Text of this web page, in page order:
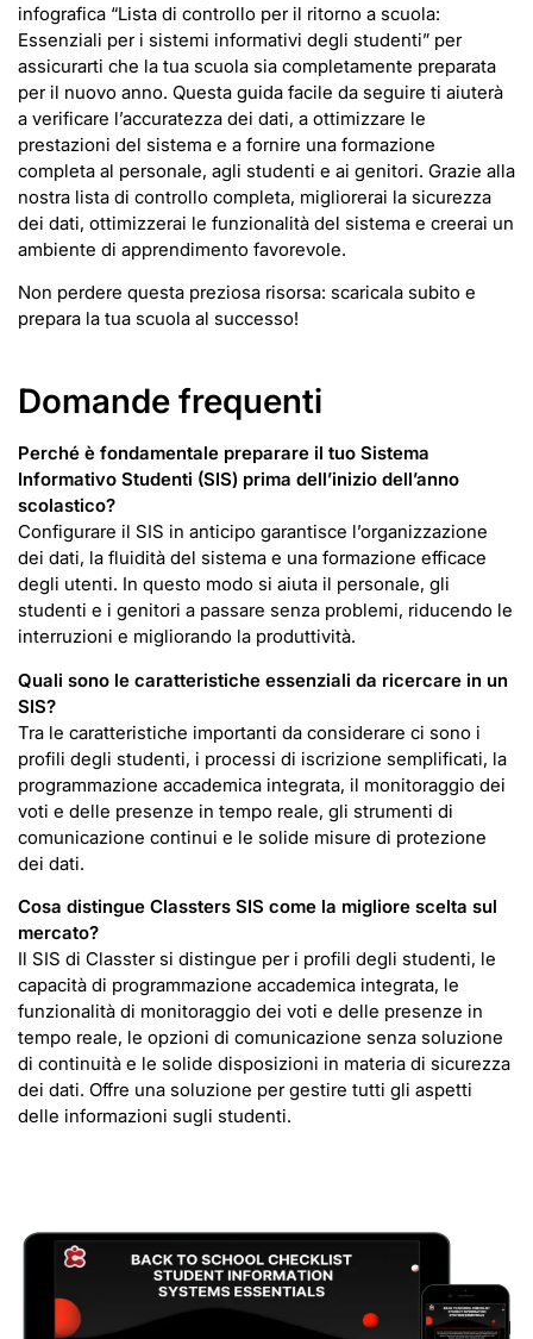
infografica “Lista di controllo per il ritorno a scuola:
Essenziali per i sistemi informativi degli studenti” per
assicurarti che la tua scuola sia completamente preparata
per il nuovo anno. Questa guida facile da seguire ti aiuterà
a verificare l’accuratezza dei dati, a ottimizzare le
prestazioni del sistema e a fornire una formazione
completa al personale, agli studenti e ai genitori. Grazie alla
nostra lista di controllo completa, migliorerai la sicurezza
dei dati, ottimizzerai le funzionalità del sistema e creerai un
ambiente di apprendimento favorevole.
Non perdere questa preziosa risorsa: scaricala subito e
prepara la tua scuola al successo!
Domande frequenti
Perché è fondamentale preparare il tuo Sistema
Informativo Studenti (SIS) prima dell’inizio dell’anno
scolastico?
Configurare il SIS in anticipo garantisce l’organizzazione
dei dati, la fluidità del sistema e una formazione efficace
degli utenti. In questo modo si aiuta il personale, gli
studenti e i genitori a passare senza problemi, riducendo le
interruzioni e migliorando la produttività.
Quali sono le caratteristiche essenziali da ricercare in un
SIS?
Tra le caratteristiche importanti da considerare ci sono i
profili degli studenti, i processi di iscrizione semplificati, la
programmazione accademica integrata, il monitoraggio dei
voti e delle presenze in tempo reale, gli strumenti di
comunicazione continui e le solide misure di protezione
dei dati.
Cosa distingue Classters SIS come la migliore scelta sul
mercato?
Il SIS di Classter si distingue per i profili degli studenti, le
capacità di programmazione accademica integrata, le
funzionalità di monitoraggio dei voti e delle presenze in
tempo reale, le opzioni di comunicazione senza soluzione
di continuità e le solide disposizioni in materia di sicurezza
dei dati. Offre una soluzione per gestire tutti gli aspetti
delle informazioni sugli studenti.